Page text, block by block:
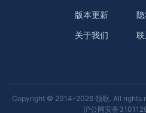
版本更新
关于我们
Copyright © 2014-2026 领歌. All rights
沪公网安备